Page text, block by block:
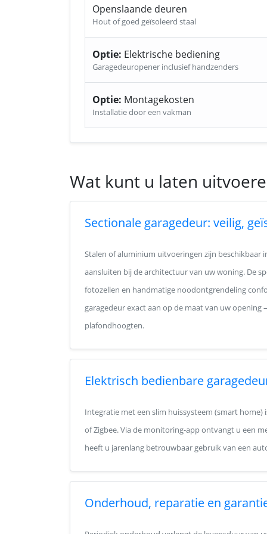
Openslaande deuren
Hout of goed geïsoleerd staal
Optie: Elektrische bediening
Garagedeuropener inclusief handzenders
Optie: Montagekosten
Installatie door een vakman
Wat kunt u laten
Sectionale garagedeur: veilig,
Stalen of aluminium uitvoeringen zijn beschikbaar
aansluiten bij de architectuur van uw woning. De
fotozellen en handmatige noodontgrendeling
garagedeur exact aan op de maat van uw
plafondhoogten.
Elektrisch bedienbare
Integratie met een slim huissysteem (smart
of Zigbee. Via de monitoring-app ontvangt u een
heeft u jarenlang betrouwbaar gebruik van een
Onderhoud, reparatie en